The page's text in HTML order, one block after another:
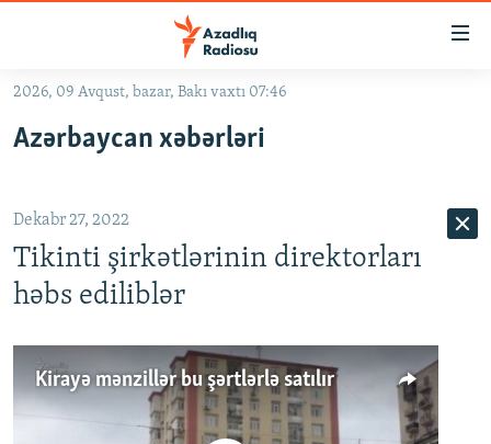
Əsas
qayıt
qayıt
Axtarışa
keç FƏRQƏ BAX
ARAŞDIRMA
MULTIMEDIA
RADIO ARXIV
2026, 09 Avqust, bazar, Bakı vaxtı 07:46
Azərbaycan xəbərləri
Dekabr 27, 2022
Tikinti şirkətlərinin direktorları
həbs ediliblər
Kirayə mənzillər bu şərtlərlə satılır